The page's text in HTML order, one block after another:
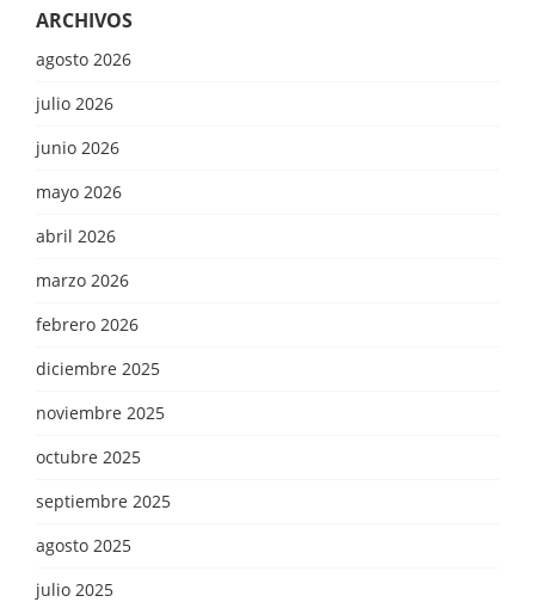
ARCHIVOS
agosto 2026
julio 2026
junio 2026
mayo 2026
abril 2026
marzo 2026
febrero 2026
diciembre 2025
noviembre 2025
octubre 2025
septiembre 2025
agosto 2025
julio 2025